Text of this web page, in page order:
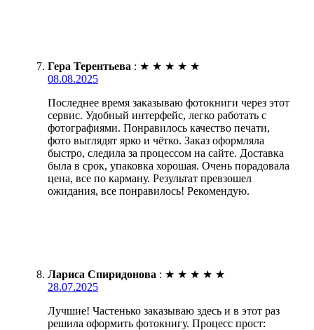
Гера Терентьева : ★ ★ ★ ★ ★
08.08.2025
Последнее время заказываю фотокниги через этот
сервис. Удобный интерфейс, легко работать с
фотографиями. Понравилось качество печати,
фото выглядят ярко и чётко. Заказ оформляла
быстро, следила за процессом на сайте. Доставка
была в срок, упаковка хорошая. Очень порадовала
цена, все по карману. Результат превзошел
ожидания, все понравилось! Рекомендую.
Лариса Спиридонова : ★ ★ ★ ★ ★
28.07.2025
Лучшие! Частенько заказываю здесь и в этот раз
решила оформить фотокнигу. Процесс прост: